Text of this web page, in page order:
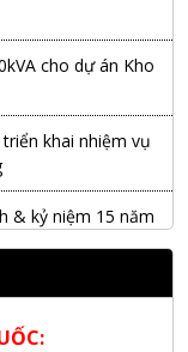
cho dự án Kho
khai nhiệm vụ
kỷ niệm 15 năm
chức Hội nghị đối